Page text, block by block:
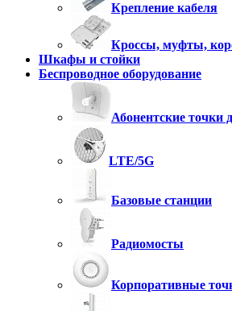
Крепление кабеля
Кроссы, муфты,
Шкафы и стойки
Беспроводное оборудование
Абонентские точки
LTE/5G
Базовые станции
Радиомосты
Корпоративные